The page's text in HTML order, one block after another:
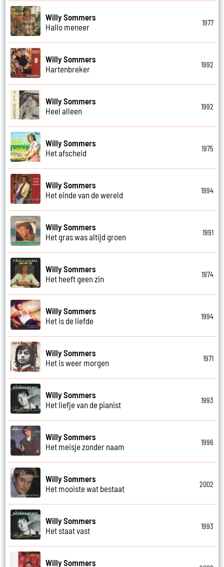
Willy Sommers
Hallo meneer
1977
Willy Sommers
Hartenbreker
1992
Willy Sommers
Heel alleen
1992
Willy Sommers
Het afscheid
1975
Willy Sommers
Het einde van de wereld
1994
Willy Sommers
Het gras was altijd groen
1991
Willy Sommers
Het heeft geen zin
1974
Willy Sommers
Het is de liefde
1994
Willy Sommers
Het is weer morgen
1971
Willy Sommers
Het liefje van de pianist
1993
Willy Sommers
Het meisje zonder naam
1996
Willy Sommers
Het mooiste wat bestaat
2002
Willy Sommers
Het staat vast
1993
Willy Sommers